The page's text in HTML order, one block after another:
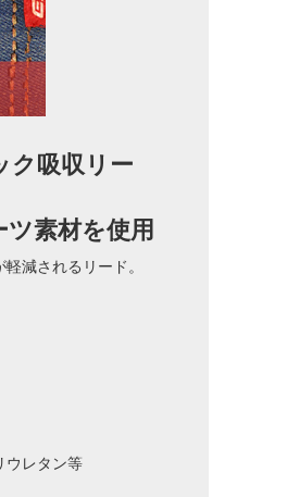
ク吸収リー
素材を使用
減されるリード。
ウレタン等